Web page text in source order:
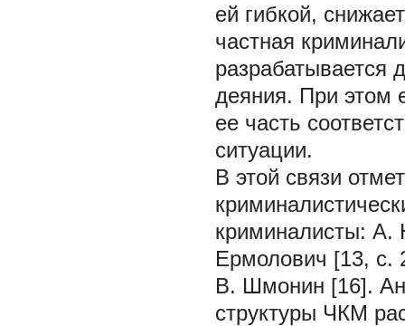
ей гибкой,
частная
разрабатывается
деяния. При этом
ее часть
ситуации.
В этой связи
криминалисты:
Ермолович [13,
В. Шмонин [16].
структуры ЧКМ